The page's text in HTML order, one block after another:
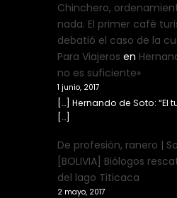
Chinchero,
nada. El primer café
debatió el caso de la
Para Viajeros en
no es suficiente»
1 junio, 2017
[…] Hernando de Soto: “El
[…]
De profesión, ranero |
[BOLIVIA] Biólogos
del lago Titicaca
2 mayo, 2017